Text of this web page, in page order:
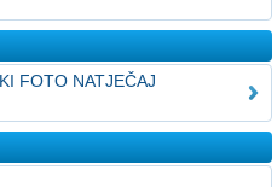
FOTO NATJEČAJ